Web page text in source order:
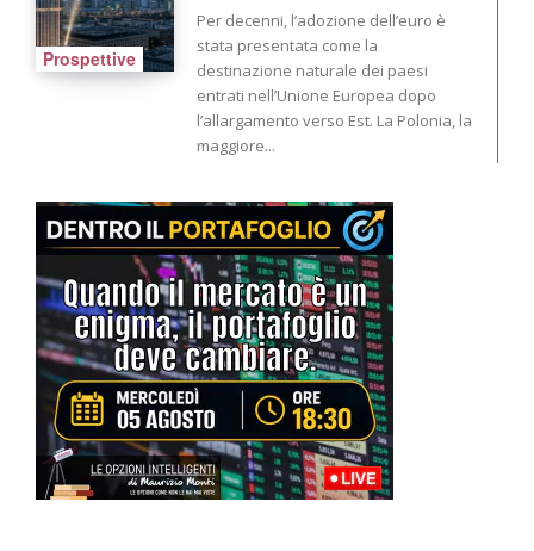
Prospettive
Per decenni, l’adozione dell’euro è
stata presentata come la
destinazione naturale dei paesi
entrati nell’Unione Europea dopo
l’allargamento verso Est. La Polonia, la
maggiore...